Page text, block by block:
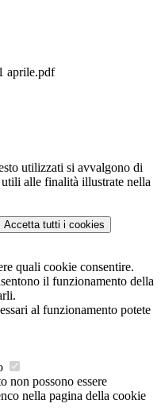
aprile.pdf
utilizzati si avvalgono di
alle finalità illustrate nella
Accetta tutti i cookies
quali cookie consentire.
il funzionamento della
al funzionamento potete
non possono essere
nella pagina della cookie